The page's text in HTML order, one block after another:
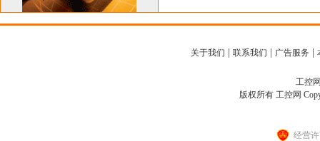
关于我们 联系我们 广告服务
工控
版权所有 工控网
经营